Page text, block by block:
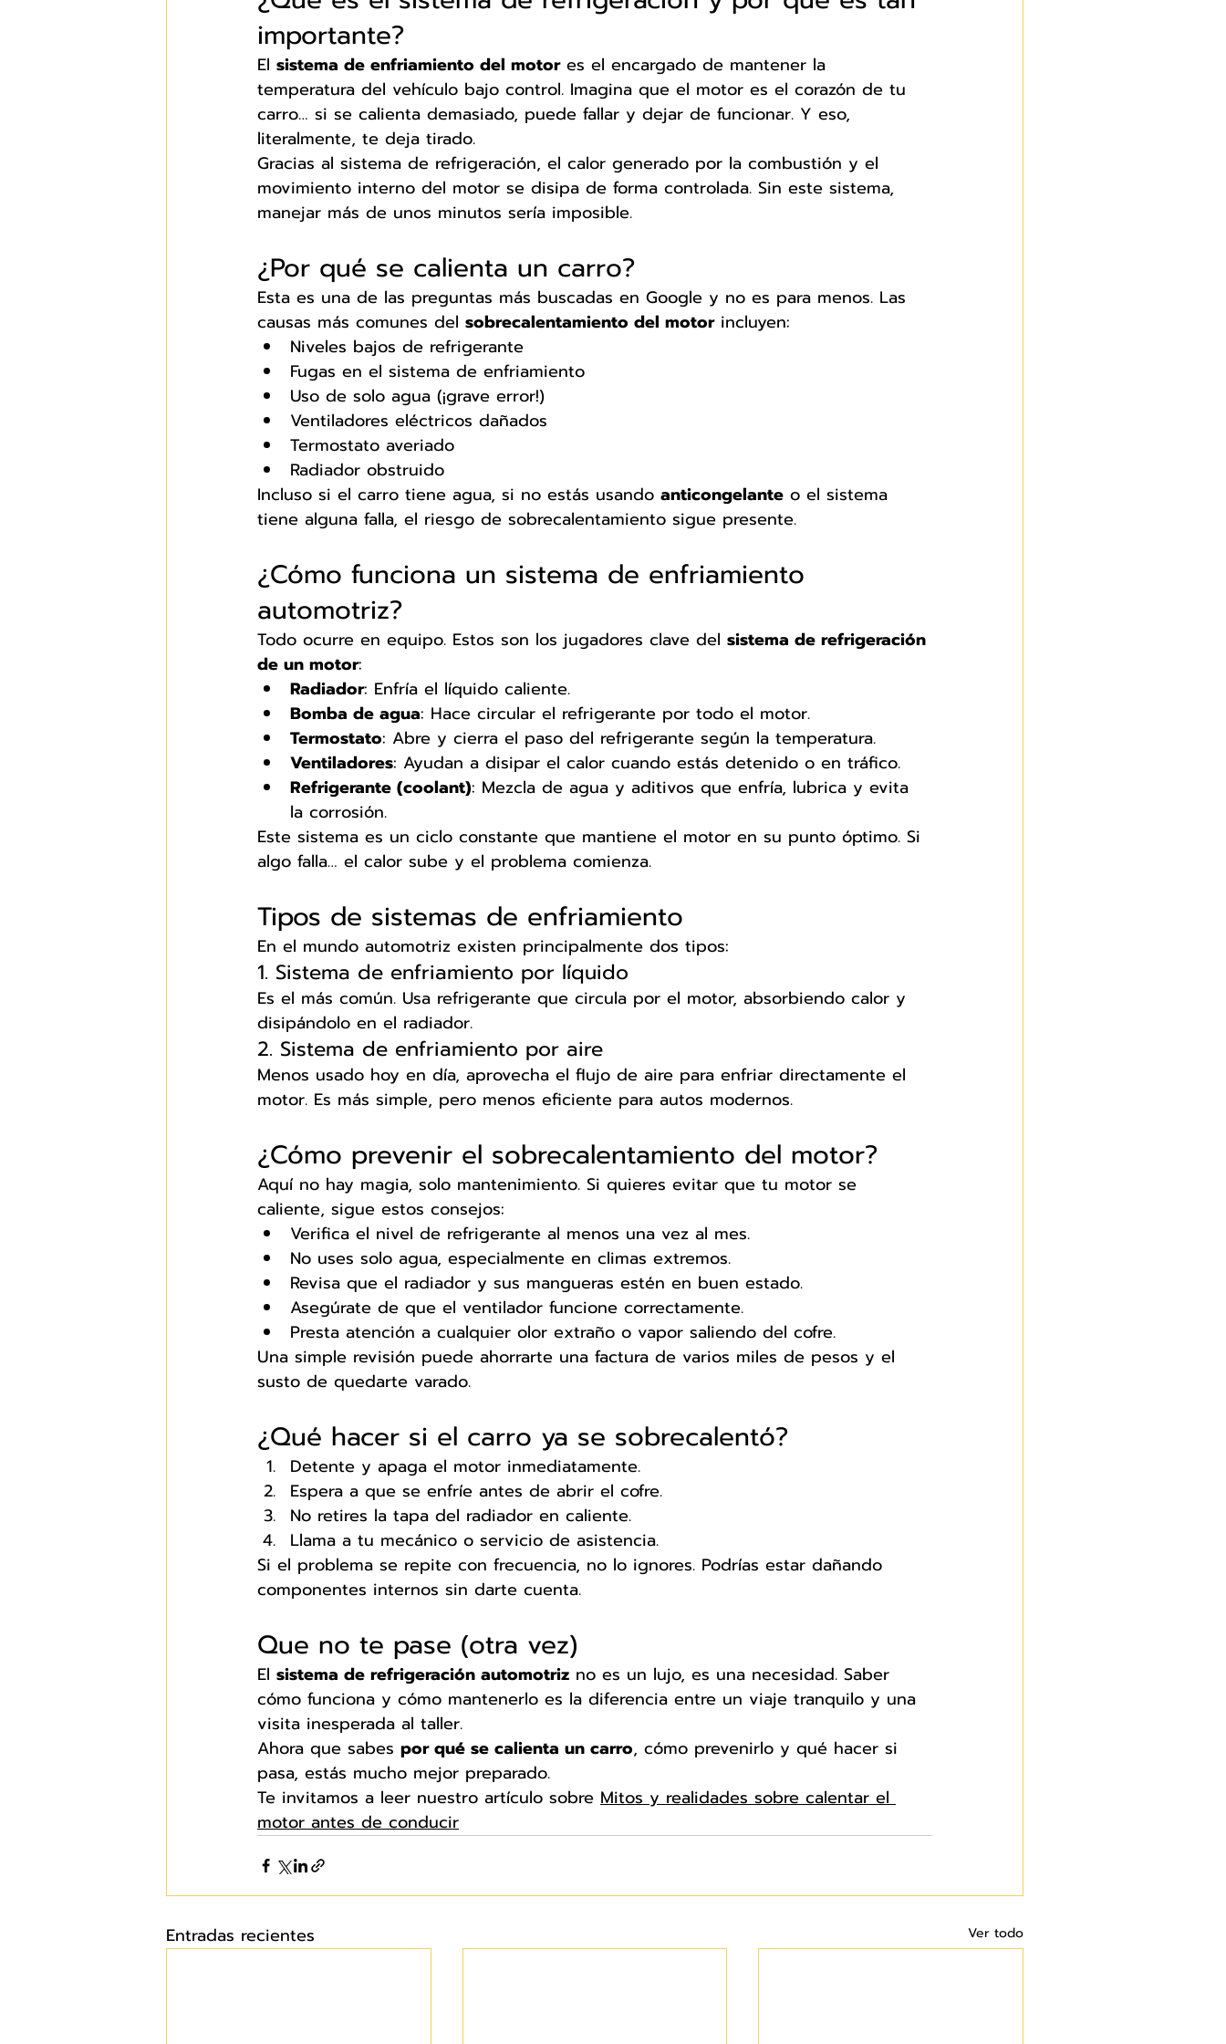
importante?
El sistema de enfriamiento del motor es el encargado de mantener la
temperatura del vehículo bajo control. Imagina que el motor es el corazón de tu
carro… si se calienta demasiado, puede fallar y dejar de funcionar. Y eso,
literalmente, te deja tirado.
Gracias al sistema de refrigeración, el calor generado por la combustión y el
movimiento interno del motor se disipa de forma controlada. Sin este sistema,
manejar más de unos minutos sería imposible.
¿Por qué se calienta un carro?
Esta es una de las preguntas más buscadas en Google y no es para menos. Las
causas más comunes del sobrecalentamiento del motor incluyen:
Niveles bajos de refrigerante
Fugas en el sistema de enfriamiento
Uso de solo agua (¡grave error!)
Ventiladores eléctricos dañados
Termostato averiado
Radiador obstruido
Incluso si el carro tiene agua, si no estás usando anticongelante o el sistema
tiene alguna falla, el riesgo de sobrecalentamiento sigue presente.
¿Cómo funciona un sistema de enfriamiento
automotriz?
Todo ocurre en equipo. Estos son los jugadores clave del sistema de refrigeración
de un motor:
Radiador: Enfría el líquido caliente.
Bomba de agua: Hace circular el refrigerante por todo el motor.
Termostato: Abre y cierra el paso del refrigerante según la temperatura.
Ventiladores: Ayudan a disipar el calor cuando estás detenido o en tráfico.
Refrigerante (coolant): Mezcla de agua y aditivos que enfría, lubrica y evita
la corrosión.
Este sistema es un ciclo constante que mantiene el motor en su punto óptimo. Si
algo falla… el calor sube y el problema comienza.
Tipos de sistemas de enfriamiento
En el mundo automotriz existen principalmente dos tipos:
1. Sistema de enfriamiento por líquido
Es el más común. Usa refrigerante que circula por el motor, absorbiendo calor y
disipándolo en el radiador.
2. Sistema de enfriamiento por aire
Menos usado hoy en día, aprovecha el flujo de aire para enfriar directamente el
motor. Es más simple, pero menos eficiente para autos modernos.
¿Cómo prevenir el sobrecalentamiento del motor?
Aquí no hay magia, solo mantenimiento. Si quieres evitar que tu motor se
caliente, sigue estos consejos:
Verifica el nivel de refrigerante al menos una vez al mes.
No uses solo agua, especialmente en climas extremos.
Revisa que el radiador y sus mangueras estén en buen estado.
Asegúrate de que el ventilador funcione correctamente.
Presta atención a cualquier olor extraño o vapor saliendo del cofre.
Una simple revisión puede ahorrarte una factura de varios miles de pesos y el
susto de quedarte varado.
¿Qué hacer si el carro ya se sobrecalentó?
Detente y apaga el motor inmediatamente.
Espera a que se enfríe antes de abrir el cofre.
No retires la tapa del radiador en caliente.
Llama a tu mecánico o servicio de asistencia.
Si el problema se repite con frecuencia, no lo ignores. Podrías estar dañando
componentes internos sin darte cuenta.
Que no te pase (otra vez)
El sistema de refrigeración automotriz no es un lujo, es una necesidad. Saber
cómo funciona y cómo mantenerlo es la diferencia entre un viaje tranquilo y una
visita inesperada al taller.
Ahora que sabes por qué se calienta un carro, cómo prevenirlo y qué hacer si
pasa, estás mucho mejor preparado.
Te invitamos a leer nuestro artículo sobre Mitos y realidades sobre calentar el
motor antes de conducir
Entradas recientes Ver todo